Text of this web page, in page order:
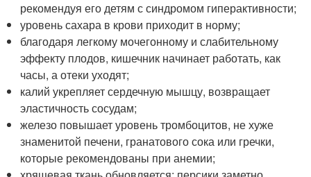
рекомендуя его детям с синдромом гиперактивности;
уровень сахара в крови приходит в норму;
благодаря легкому мочегонному и слабительному
эффекту плодов, кишечник начинает работать, как
часы, а отеки уходят;
калий укрепляет сердечную мышцу, возвращает
эластичность сосудам;
железо повышает уровень тромбоцитов, не хуже
знаменитой печени, гранатового сока или гречки,
которые рекомендованы при анемии;